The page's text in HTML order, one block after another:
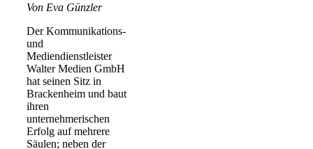
Von Eva Günzler
Der Kommunikations-
und
Mediendienstleister
Walter Medien GmbH
hat seinen Sitz in
Brackenheim und baut
ihren
unternehmerischen
Erfolg auf mehrere
Säulen; neben der